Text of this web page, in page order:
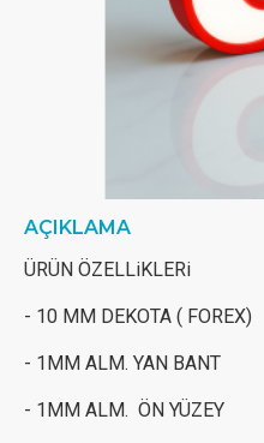
AÇIKLAMA
ÜRÜN ÖZELLiKLERi
- 10 MM DEKOTA ( FOREX)
- 1MM ALM. YAN BANT
- 1MM ALM. ÖN YÜZEY